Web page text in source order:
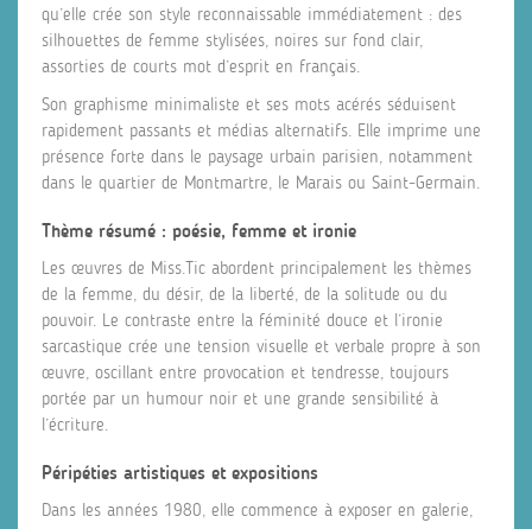
qu’elle crée son style reconnaissable immédiatement : des
silhouettes de femme stylisées, noires sur fond clair,
assorties de courts mot d’esprit en français.
Son graphisme minimaliste et ses mots acérés séduisent
rapidement passants et médias alternatifs. Elle imprime une
présence forte dans le paysage urbain parisien, notamment
dans le quartier de Montmartre, le Marais ou Saint‑Germain.
Thème résumé : poésie, femme et ironie
Les œuvres de Miss.Tic abordent principalement les thèmes
de la femme, du désir, de la liberté, de la solitude ou du
pouvoir. Le contraste entre la féminité douce et l’ironie
sarcastique crée une tension visuelle et verbale propre à son
œuvre, oscillant entre provocation et tendresse, toujours
portée par un humour noir et une grande sensibilité à
l’écriture.
Péripéties artistiques et expositions
Dans les années 1980, elle commence à exposer en galerie,